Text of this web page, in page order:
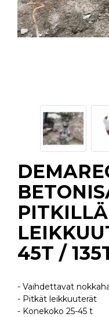
PITKILLÄ
45T /
- Vaihdettavat
- Pitkät leikkuuterät
- Konekoko 25-45 t